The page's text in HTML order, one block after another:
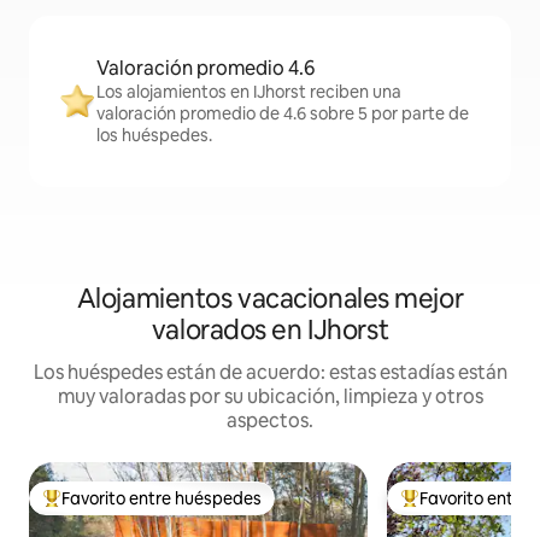
Valoración promedio 4.6
Los alojamientos en IJhorst reciben una
valoración promedio de 4.6 sobre 5 por parte de
los huéspedes.
Alojamientos vacacionales mejor
valorados en IJhorst
Los huéspedes están de acuerdo: estas estadías están
muy valoradas por su ubicación, limpieza y otros
aspectos.
Favorito entre huéspedes preferido
Favorito entre huéspedes Favorito entre
Favorito entre